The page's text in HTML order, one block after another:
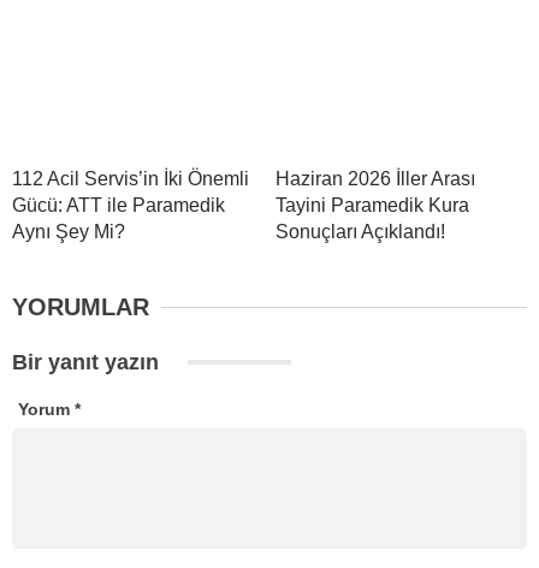
112 Acil Servis’in İki Önemli
Gücü: ATT ile Paramedik
Aynı Şey Mi?
Haziran 2026 İller Arası
Tayini Paramedik Kura
Sonuçları Açıklandı!
YORUMLAR
Bir yanıt yazın
Yorum *